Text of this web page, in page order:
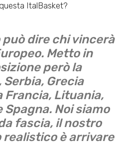
ItalBasket?
può dire chi vincerà
Metto in
però la
Serbia, Grecia
Francia, Lituania,
Spagna. Noi siamo
fascia, il nostro
è arrivare